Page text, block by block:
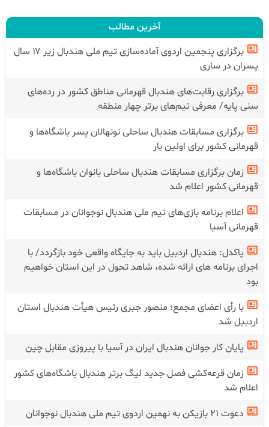
برگزاری پنجمین اردوی آماده‌سازی تیم ملی هندبال زیر ۱۷ سال
پسران در ساری
برگزاری رقابت‌های هندبال قهرمانی مناطق کشور در رده‌های
سنی پایه/ معرفی تیم‌های برتر چهار منطقه
برگزاری مسابقات هندبال ساحلی نونهالان پسر باشگاه‌ها و
قهرمانی کشور برای اولین بار
زمان برگزاری مسابقات هندبال ساحلی بانوان باشگاه‌ها و
قهرمانی کشور اعلام شد
اعلام برنامه بازی‌های تیم ملی هندبال نوجوانان در مسابقات
قهرمانی آسیا
اجرای برنامه های ارائه شده، شاهد تحول در این استان خواهیم
بود
با رأی اعضای مجمع؛ منصور جبری رئیس هیأت هندبال استان
پایان کار جوانان هندبال ایران در آسیا با پیروزی مقابل چین
زمان قرعه‌کشی فصل جدید لیگ برتر هندبال باشگاه‌های کشور